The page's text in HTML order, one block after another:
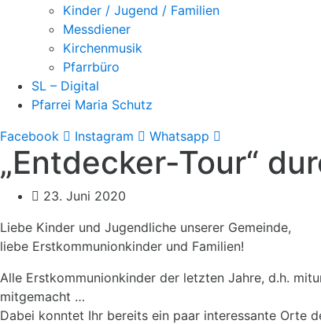
Kinder / Jugend / Familien
Messdiener
Kirchenmusik
Pfarrbüro
SL – Digital
Pfarrei Maria Schutz
Facebook
Instagram Whatsapp
„Entdecker-Tour“
23. Juni 2020
Liebe Kinder und Jugendliche unserer Gemeinde,
liebe Erstkommunionkinder und Familien!
Alle Erstkommunionkinder der letzten Jahre, d.h.
mitgemacht …
Dabei konntet Ihr bereits ein paar interessante Orte